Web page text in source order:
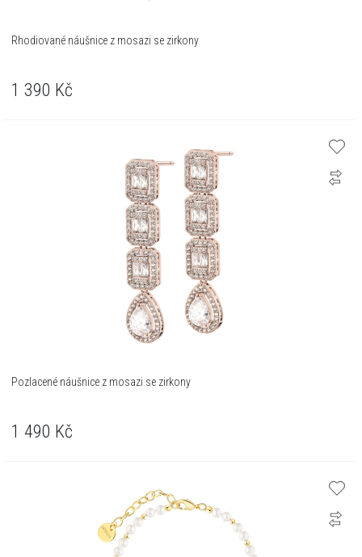
Rhodiované náušnice z mosazi se zirkony
1 390 Kč
Pozlacené náušnice z mosazi se zirkony
1 490 Kč